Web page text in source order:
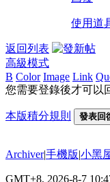
使用道
返回列表
高級模式
B Color Image Link
您需要登錄後才可以
本版積分規則 發表回
Archiver|手機版|小黑
GMT+8, 2026-8-7